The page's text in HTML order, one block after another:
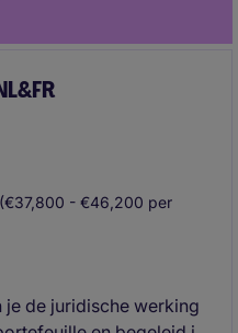
- €46,200 per
de juridische werking